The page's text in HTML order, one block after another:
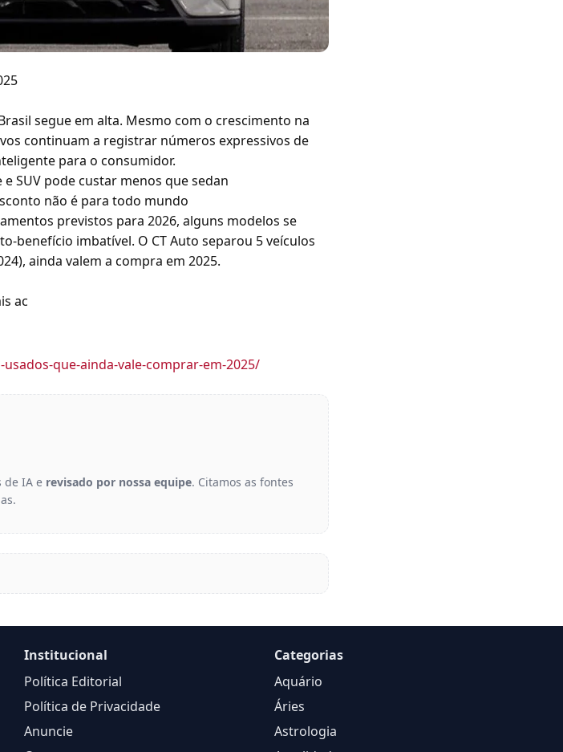
segue em alta. Mesmo com o crescimento na
continuam a registrar números expressivos de
para o consumidor.
SUV pode custar menos que sedan
não é para todo mundo
previstos para 2026, alguns modelos se
benefício imbatível. O CT Auto separou 5 veículos
ainda valem a compra em 2025.
ac
que-ainda-vale-comprar-em-2025/
de IA e revisado por nossa equipe. Citamos as fontes
Institucional
Política Editorial
Política de Privacidade
Anuncie
Categorias
Aquário
Áries
Astrologia